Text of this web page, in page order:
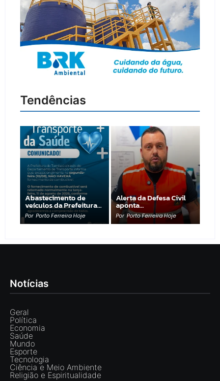
Tendências
Abastecimento de
veículos da Prefeitura…
Por Porto Ferreira Hoje
Alerta da Defesa Civil
aponta…
Por Porto Ferreira Hoje
Notícias
Geral
Política
Economia
Saúde
Mundo
Esporte
Tecnologia
Ciência e Meio Ambiente
Religião e Espiritualidade